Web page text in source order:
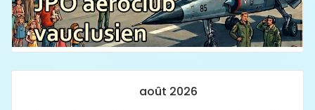
août 2026